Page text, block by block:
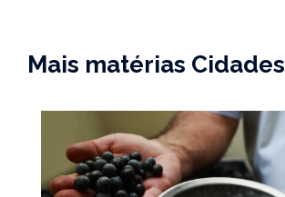
Mais matérias Cidades